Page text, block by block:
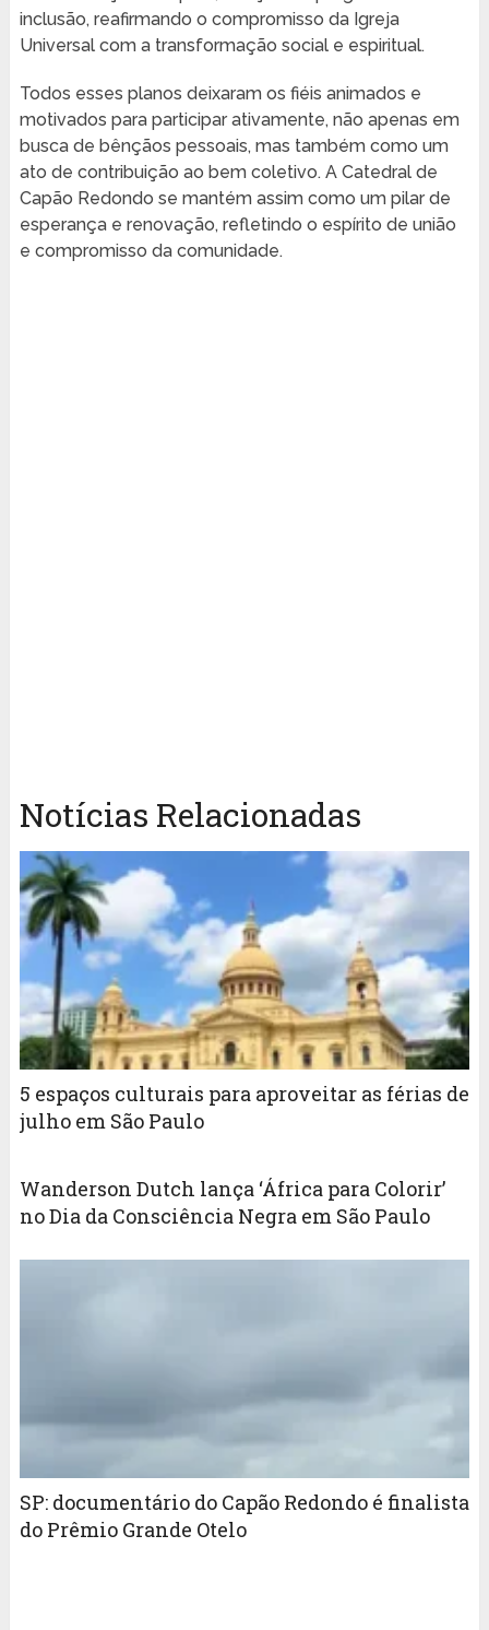
inclusão, reafirmando o compromisso da Igreja
Universal com a transformação social e espiritual.
Todos esses planos deixaram os fiéis animados e
motivados para participar ativamente, não apenas em
busca de bênçãos pessoais, mas também como um
ato de contribuição ao bem coletivo. A Catedral de
Capão Redondo se mantém assim como um pilar de
esperança e renovação, refletindo o espírito de união
e compromisso da comunidade.
Notícias Relacionadas
5 espaços culturais para aproveitar as férias de
julho em São Paulo
Wanderson Dutch lança ‘África para Colorir’
no Dia da Consciência Negra em São Paulo
SP: documentário do Capão Redondo é finalista
do Prêmio Grande Otelo